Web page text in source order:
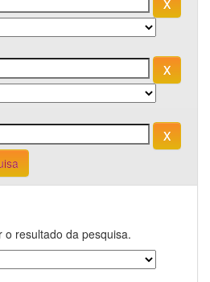
o resultado da pesquisa.